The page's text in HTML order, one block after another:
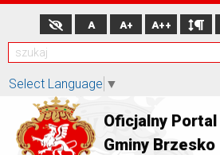
A A+ A++
Select Language ▼
Oficjalny Portal
Gminy Brzesko